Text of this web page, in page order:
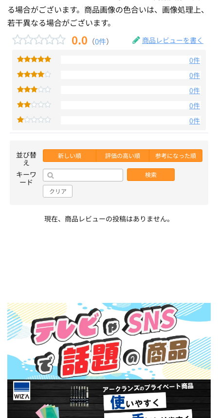
る場合がございます。商品画像の色合いは、画像処理上、
若干異なる場合がございます。
0.0 （0件） 商品レビューを書く
0件
0件
0件
0件
0件
並び替
え
新しい順 評価の高い順 参考になった順
キーワ
ード
検索
クリア
現在、商品レビューの投稿はありません。